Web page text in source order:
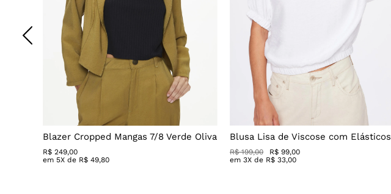
Blazer Cropped Mangas 7/8 Verde Oliva
R$ 249,00
em 5X de R$ 49,80
Blusa Lisa de Viscose com Elásticos
R$ 199,00
R$ 99,00
em 3X de R$ 33,00